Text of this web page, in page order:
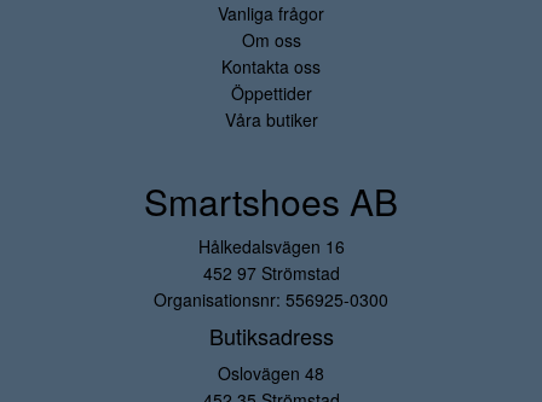
Vanliga frågor
Om oss
Kontakta oss
Öppettider
Våra butiker
Smartshoes AB
Hålkedalsvägen 16
452 97 Strömstad
Organisationsnr: 556925-0300
Butiksadress
Oslovägen 48